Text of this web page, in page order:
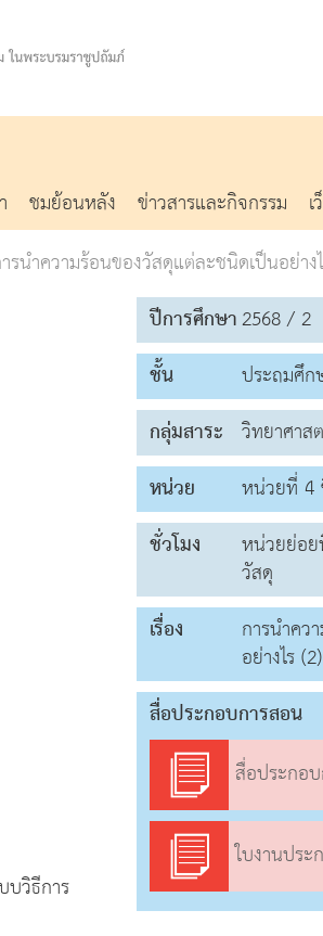
ชมย้อนหลัง ข่าวสารและกิจกรรม
รนำความร้อนของวัสดุแต่ละชนิดเป็นอย่า
วิธีการ
ปีการศึกษา2568 / 2
ชั้น
ประถมศึ
กลุ่มสาระ วิทยาศาส
หน่วย
หน่วยที่ 4
ชั่วโมง
หน่วยย่อ
วัสดุ
เรื่อง
การนำคว
อย่างไร
สื่อประกอบการสอน
สื่อประกอบการสอน
ใบงานประกอบการส